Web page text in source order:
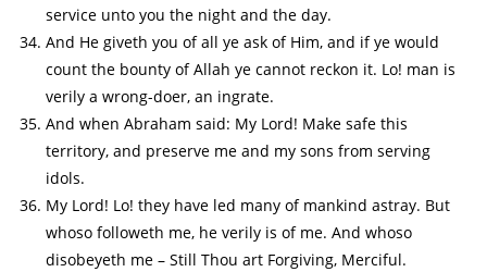
service unto you the night and the day.
And He giveth you of all ye ask of Him, and if ye would
count the bounty of Allah ye cannot reckon it. Lo! man is
verily a wrong-doer, an ingrate.
And when Abraham said: My Lord! Make safe this
territory, and preserve me and my sons from serving
idols.
My Lord! Lo! they have led many of mankind astray. But
whoso followeth me, he verily is of me. And whoso
disobeyeth me – Still Thou art Forgiving, Merciful.